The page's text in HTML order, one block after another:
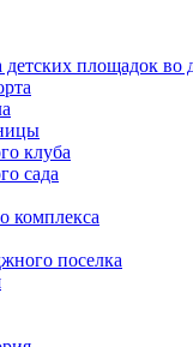
детских площадок
клуба
сада
комплекса
поселка